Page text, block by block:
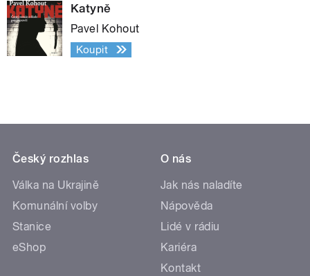
Katyně
Pavel Kohout
Koupit
Český rozhlas
Válka na Ukrajině
Komunální volby
Stanice
eShop
O nás
Jak nás naladíte
Nápověda
Lidé v rádiu
Kariéra
Kontakt